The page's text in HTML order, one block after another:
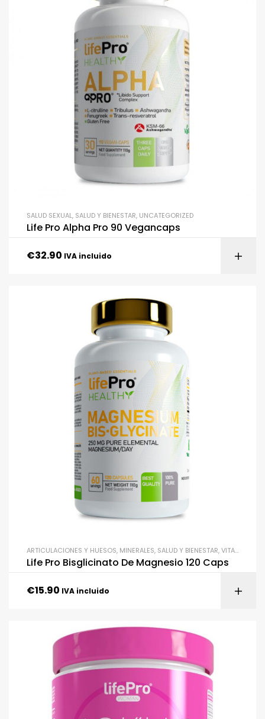
SALUD SEXUAL, SALUD Y BIENESTAR, UNCATEGORIZED
Life Pro Alpha Pro 90 Vegancaps
€32.90 IVA incluido
ARTICULACIONES Y HUESOS, MINERALES, SALUD Y BIENESTAR,VITAMINAS Y MINERALES
Life Pro Bisglicinato De Magnesio 120 Caps
€15.90 IVA incluido